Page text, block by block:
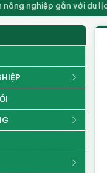
nghiệp gắn với du lịch